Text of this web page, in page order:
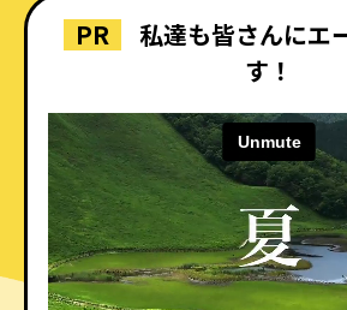
PR
私達も皆さんにエ
す！